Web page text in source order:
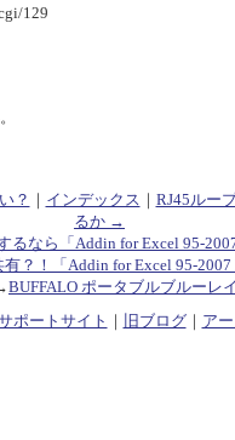
129
？ ｜ インデックス ｜ RJ45ルー
るか →
るなら「Addin for Excel 95-
？！「Addin for Excel 95-2007
BUFFALO ポータブルブルーレ
ポートサイト ｜ 旧ブログ｜ ア